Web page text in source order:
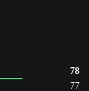
78
77